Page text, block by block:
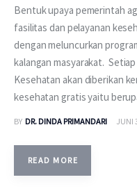
Bentuk upaya pemerintah
fasilitas dan pelayanan
dengan meluncurkan
kalangan masyarakat.
Kesehatan akan diberikan
kesehatan gratis yaitu
BY DR. DINDA PRIMANDARI JUNI
READ MORE